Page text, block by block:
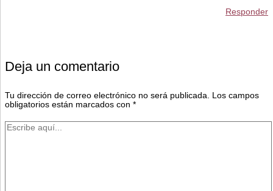
Responder
Deja un comentario
Tu dirección de correo electrónico no será publicada.
Los campos
obligatorios están marcados con *
Escribe